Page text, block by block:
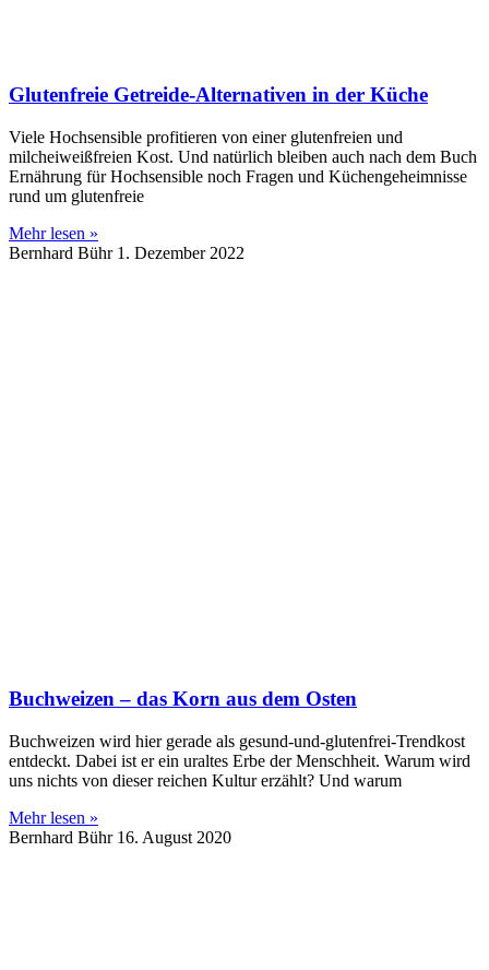
Glutenfreie Getreide-Alternativen in der Küche
Viele Hochsensible profitieren von einer glutenfreien und
milcheiweißfreien Kost. Und natürlich bleiben auch nach dem Buch
Ernährung für Hochsensible noch Fragen und Küchengeheimnisse
rund um glutenfreie
Mehr lesen »
Bernhard Bühr 1. Dezember 2022
Buchweizen – das Korn aus dem Osten
Buchweizen wird hier gerade als gesund-und-glutenfrei-Trendkost
entdeckt. Dabei ist er ein uraltes Erbe der Menschheit. Warum wird
uns nichts von dieser reichen Kultur erzählt? Und warum
Mehr lesen »
Bernhard Bühr 16. August 2020